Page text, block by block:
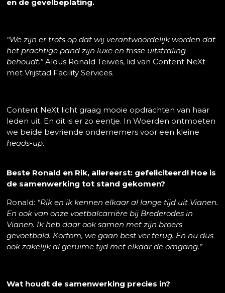
en de gevelbeplating.
“We zijn er trots op dat wij verantwoordelijk worden dat
het prachtige pand zijn luxe en frisse uitstraling
behoudt.”Aldus Ronald Teiwes, lid van Content NeXt
met Vrijstad Facility Services.
Content NeXt licht graag mooie opdrachten van haar
leden uit. En dit is er zo eentje. In Woerden ontmoeten
we beide bevriende ondernemers voor een kleine
heads-up.
Beste Ronald en Rik, allereerst: gefeliciteerd! Hoe is
de samenwerking tot stand gekomen?
Ronald: “Rik en ik kennen elkaar al lange tijd uit Vianen.
En ook van onze voetbalcarrière bij Brederodes in
Vianen. Ik heb daar ook samen met zijn broers
gevoetbald. Kortom, we gaan best ver terug. En nu dus
ook zakelijk al geruime tijd met elkaar de omgang.”
Wat houdt de samenwerking precies in?